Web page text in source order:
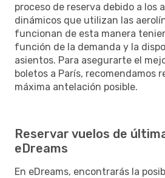
proceso de reserva debido a los
dinámicos que utilizan las
funcionan de esta manera
función de la demanda y la
asientos. Para asegurarte el
boletos a París, recomendamos
máxima antelación posible.
Reservar vuelos de
eDreams
En eDreams, encontrarás la